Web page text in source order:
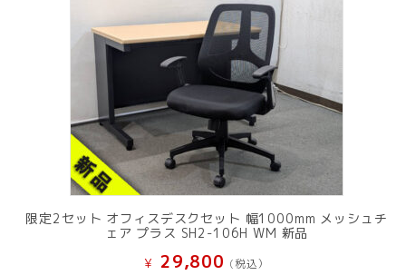
限定2セット オフィスデスクセット 幅1000mm メッシュチ
ェア プラス SH2-106H WM 新品
¥ 29,800 (税込）